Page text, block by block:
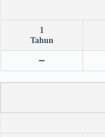
1
Tahun
➖